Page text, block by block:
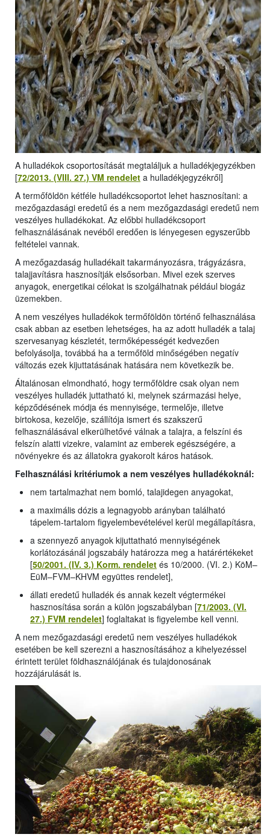
A hulladékok csoportosítását megtaláljuk a hulladékjegyzékben
[72/2013. (VIII. 27.) VM rendelet a hulladékjegyzékről]
A termőföldön kétféle hulladékcsoportot lehet hasznosítani: a
mezőgazdasági eredetű és a nem mezőgazdasági eredetű nem
veszélyes hulladékokat. Az előbbi hulladékcsoport
felhasználásának nevéből eredően is lényegesen egyszerűbb
feltételei vannak.
A mezőgazdaság hulladékait takarmányozásra, trágyázásra,
talajjavításra hasznosítják elsősorban. Mivel ezek szerves
anyagok, energetikai célokat is szolgálhatnak például biogáz
üzemekben.
A nem veszélyes hulladékok termőföldön történő felhasználása
csak abban az esetben lehetséges, ha az adott hulladék a talaj
szervesanyag készletét, termőképességét kedvezően
befolyásolja, továbbá ha a termőföld minőségében negatív
változás ezek kijuttatásának hatására nem következik be.
Általánosan elmondható, hogy termőföldre csak olyan nem
veszélyes hulladék juttatható ki, melynek származási helye,
képződésének módja és mennyisége, termelője, illetve
birtokosa, kezelője, szállítója ismert és szakszerű
felhasználásával elkerülhetővé válnak a talajra, a felszíni és
felszín alatti vizekre, valamint az emberek egészségére, a
növényekre és az állatokra gyakorolt káros hatások.
Felhasználási kritériumok a nem veszélyes hulladékoknál:
nem tartalmazhat nem bomló, talajidegen anyagokat,
a maximális dózis a legnagyobb arányban található
tápelem-tartalom figyelembevételével kerül megállapításra,
a szennyező anyagok kijuttatható mennyiségének
korlátozásánál jogszabály határozza meg a határértékeket
[50/2001. (IV. 3.) Korm. rendelet és 10/2000. (VI. 2.) KöM–
EüM–FVM–KHVM együttes rendelet],
állati eredetű hulladék és annak kezelt végtermékei
hasznosítása során a külön jogszabályban [71/2003. (VI.
27.) FVM rendelet] foglaltakat is figyelembe kell venni.
A nem mezőgazdasági eredetű nem veszélyes hulladékok
esetében be kell szerezni a hasznosításához a kihelyezéssel
érintett terület földhasználójának és tulajdonosának
hozzájárulását is.